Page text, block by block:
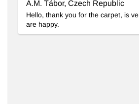
A.M. Tábor, Czech Republic
Hello, thank you for the carpet, is
are happy.